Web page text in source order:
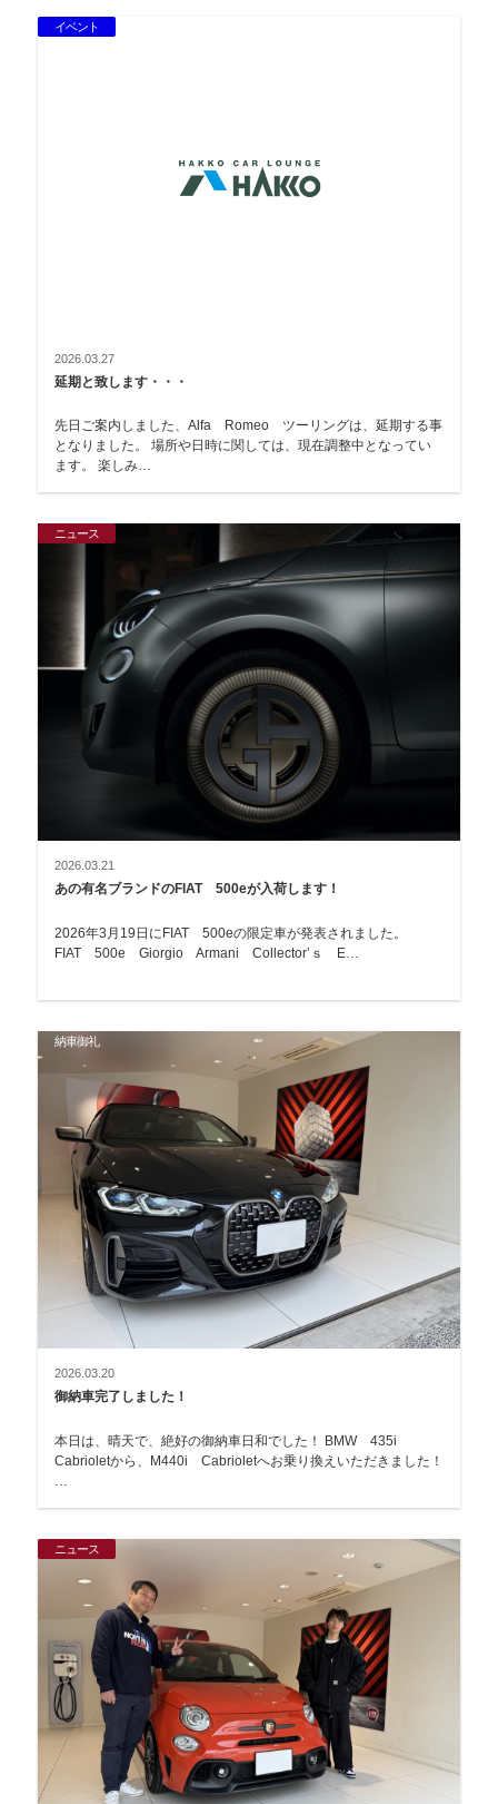
イベント
2026.03.27
延期と致します・・・
先日ご案内しました、Alfa Romeo ツーリングは、延期する事
となりました。 場所や日時に関しては、現在調整中となってい
ます。 楽しみ…
ニュース
2026.03.21
あの有名ブランドのFIAT 500eが入荷します！
2026年3月19日にFIAT 500eの限定車が発表されました。
FIAT 500e Giorgio Armani Collector’ｓ E…
納車御礼
2026.03.20
御納車完了しました！
本日は、晴天で、絶好の御納車日和でした！ BMW 435i
Cabrioletから、M440i Cabrioletへお乗り換えいただきました！
ニュース